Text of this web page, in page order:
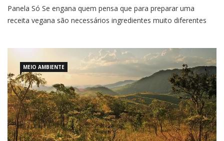
Panela Só Se engana quem pensa que para preparar uma
receita vegana são necessários ingredientes muito diferentes
MEIO AMBIENTE